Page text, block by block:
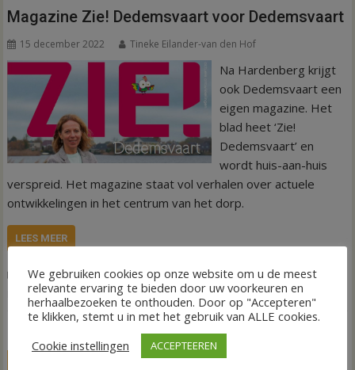
Magazine Zie! Dedemsvaart voor Dedemsvaart
15 december 2022 Tineke Eilander-van den Hof
Na Hardenberg krijgt
ook Dedemsvaart een
eigen magazine. Het
blad heet ‘Zie!
Dedemsvaart’ en
wordt huis-aan-huis
verspreid. Het magazine staat vol verhalen over actuele
ontwikkelingen in het centrum van het dorp.
LEES MEER
Nieuws,Politiek Centrum Dedemsvaart,Gemeente Hardenberg
Magazine,Zie!
We gebruiken cookies op onze website om u de meest
relevante ervaring te bieden door uw voorkeuren en
herhaalbezoeken te onthouden. Door op "Accepteren"
te klikken, stemt u in met het gebruik van ALLE cookies.
Cookie instellingen
ACCEPTEEREN